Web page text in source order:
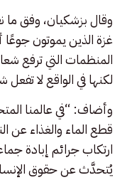
وقال بزشكيان، وفق ما
غزة الذين يموتون
المنظمات التي ترفع
لكنها في الواقع لا تفعل
وأضاف: “في عالمنا
قطع الماء والغذاء عن
ارتكاب جرائم إبادة
يُتحدَّث عن حقوق